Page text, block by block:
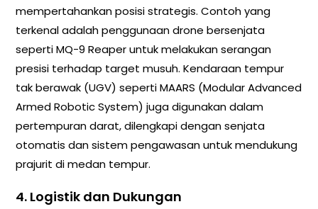
mempertahankan posisi strategis. Contoh yang
terkenal adalah penggunaan drone bersenjata
seperti MQ-9 Reaper untuk melakukan serangan
presisi terhadap target musuh. Kendaraan tempur
tak berawak (UGV) seperti MAARS (Modular Advanced
Armed Robotic System) juga digunakan dalam
pertempuran darat, dilengkapi dengan senjata
otomatis dan sistem pengawasan untuk mendukung
prajurit di medan tempur.
4. Logistik dan Dukungan